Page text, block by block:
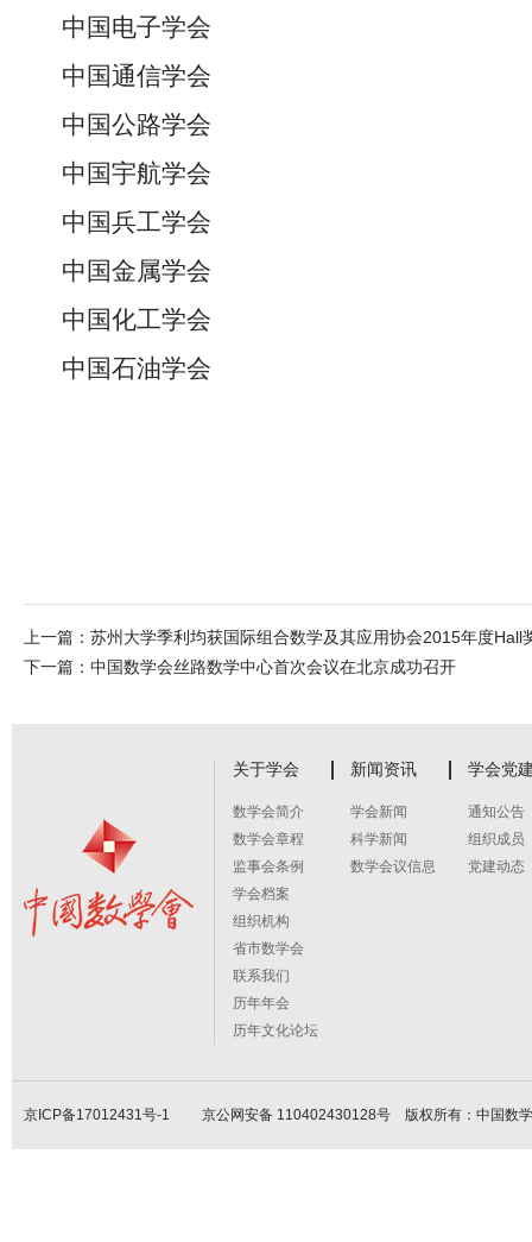
中国电子学会
中国通信学会
中国公路学会
中国宇航学会
中国兵工学会
中国金属学会
中国化工学会
中国石油学会
上一篇： 苏州大学季利均获国际组合数学及其应用协会2015年度Hall
下一篇： 中国数学会丝路数学中心首次会议在北京成功召开
关于学会
数学会简介
数学会章程
监事会条例
学会档案
组织机构
省市数学会
联系我们
历年年会
历年文化论坛
新闻资讯
学会新闻
科学新闻
数学会议信息
学会党
通知公告
组织成员
党建动态
京ICP备17012431号-1 京公网安备 110402430128号 版权所有：中国